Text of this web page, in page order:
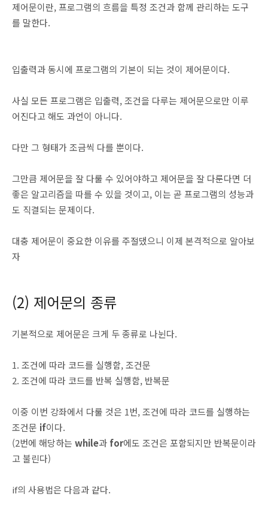
제어문이란, 프로그램의 흐름을 특정 조건과 함께 관리하는 도구
를 말한다.
입출력과 동시에 프로그램의 기본이 되는 것이 제어문이다.
사실 모든 프로그램은 입출력, 조건을 다루는 제어문으로만 이루
어진다고 해도 과언이 아니다.
다만 그 형태가 조금씩 다를 뿐이다.
그만큼 제어문을 잘 다룰 수 있어야하고 제어문을 잘 다룬다면 더
좋은 알고리즘을 따를 수 있을 것이고, 이는 곧 프로그램의 성능과
도 직결되는 문제이다.
대충 제어문이 중요한 이유를 주절댔으니 이제 본격적으로 알아보
자
(2) 제어문의 종류
기본적으로 제어문은 크게 두 종류로 나뉜다.
1. 조건에 따라 코드를 실행함, 조건문
2. 조건에 따라 코드를 반복 실행함, 반복문
이중 이번 강좌에서 다룰 것은 1번, 조건에 따라 코드를 실행하는
조건문 if이다.
(2번에 해당하는 while과 for에도 조건은 포함되지만 반복문이라
고 불린다)
if의 사용법은 다음과 같다.